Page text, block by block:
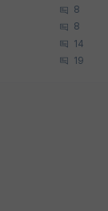
8
8
14
19